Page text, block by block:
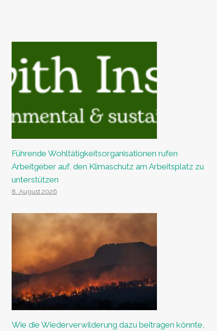
Führende Wohltätigkeitsorganisationen rufen
Arbeitgeber auf, den Klimaschutz am Arbeitsplatz zu
unterstützen
8. August 2026
Wie die Wiederverwilderung dazu beitragen könnte,